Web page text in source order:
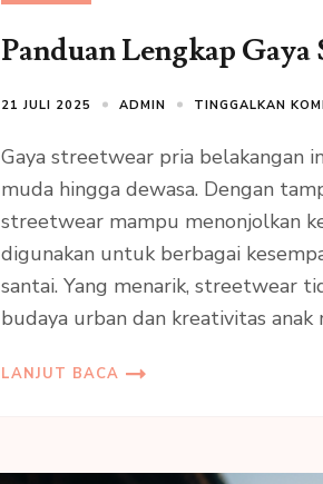
Panduan Lengkap
21 JULI 2025 ADMIN TINGGALKAN
Gaya streetwear pria belakangan
muda hingga dewasa. Dengan
streetwear mampu menonjolkan
digunakan untuk berbagai
santai. Yang menarik, streetwear
budaya urban dan kreativitas anak
LANJUT BACA